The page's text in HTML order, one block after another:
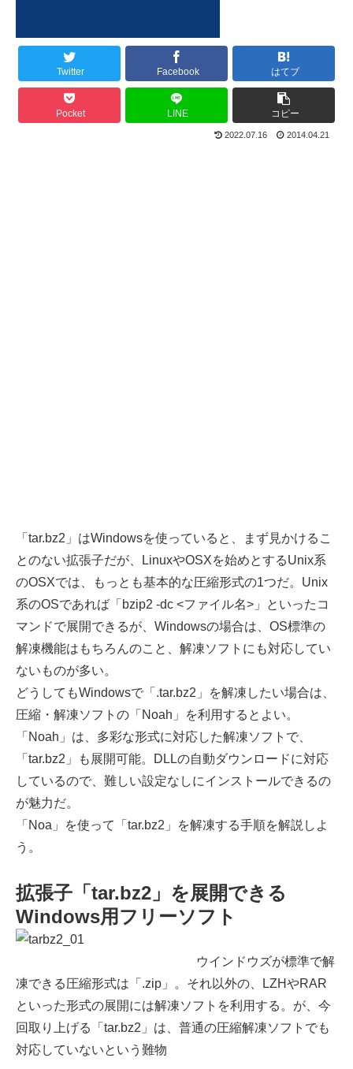
Twitter Facebook はてブ
Pocket LINE コピー
2022.07.16 2014.04.21
「tar.bz2」はWindowsを使っていると、まず見かけるこ
とのない拡張子だが、LinuxやOSXを始めとするUnix系
のOSXでは、もっとも基本的な圧縮形式の1つだ。Unix
系のOSであれば「bzip2 -dc <ファイル名>」といったコ
マンドで展開できるが、Windowsの場合は、OS標準の
解凍機能はもちろんのこと、解凍ソフトにも対応してい
ないものが多い。
どうしてもWindowsで「.tar.bz2」を解凍したい場合は、
圧縮・解凍ソフトの「Noah」を利用するとよい。
「Noah」は、多彩な形式に対応した解凍ソフトで、
「tar.bz2」も展開可能。DLLの自動ダウンロードに対応
しているので、難しい設定なしにインストールできるの
が魅力だ。
「Noa」を使って「tar.bz2」を解凍する手順を解説しよ
う。
拡張子「tar.bz2」を展開できる
Windows用フリーソフト
ウインドウズが標準で解
凍できる圧縮形式は「.zip」。それ以外の、LZHやRAR
といった形式の展開には解凍ソフトを利用する。が、今
回取り上げる「tar.bz2」は、普通の圧縮解凍ソフトでも
対応していないという難物